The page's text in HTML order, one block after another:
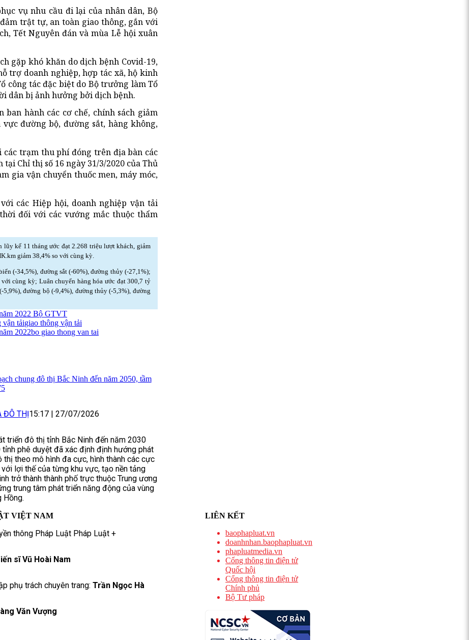
vụ nhu cầu đi lại của nhân dân, Bộ
trật tự, an toàn giao thông, gắn với
Tết Nguyên đán và mùa Lễ hội xuân
gặp khó khăn do dịch bệnh Covid-19,
trợ doanh nghiệp, hợp tác xã, hộ kinh
công tác đặc biệt do Bộ trưởng làm Tổ
dân bị ảnh hưởng bởi dịch bệnh.
ban hành các cơ chế, chính sách giảm
đường bộ, đường sắt, hàng không,
trạm thu phí đóng trên địa bàn các
Chỉ thị số 16 ngày 31/3/2020 của Thủ
gia vận chuyển thuốc men, máy móc,
các Hiệp hội, doanh nghiệp vận tải
đối với các vướng mắc thuộc thẩm
lũy kế 11 tháng ước đạt 2.268 triệu lượt khách, giảm
giảm 38,4% so với cùng kỳ.
(-34,5%), đường sắt (-60%), đường thủy (-27,1%);
cùng kỳ; Luân chuyển hàng hóa ước đạt 300,7 tỷ
đường bộ (-9,4%), đường thủy (-5,3%), đường
2022 Bộ GTVT
vận tảigiao thông vận tải
2022bo giao thong van tai
chung đô thị Bắc Ninh đến năm 2050, tầm
ĐÔ THỊ15:17 27/07/2026
triển đô thị tỉnh Bắc Ninh đến năm 2030
phê duyệt đã xác định định hướng phát
thị theo mô hình đa cực, hình thành các cực
lợi thế của từng khu vực, tạo nền tảng
trở thành thành phố trực thuộc Trung ương
trung tâm phát triển năng động của vùng
Hồng.
VIỆT NAM
thông Pháp Luật Pháp Luật +
sĩ Vũ Hoài Nam
phụ trách chuyên trang: Trần Ngọc Hà
Văn Vượng
LIÊN KẾT
baophapluat.vn
doanhnhan.baophapluat.vn
phapluatmedia.vn
Cổng thông tin điện tử
Quốc hội
Cổng thông tin điện tử
Chính phủ
Bộ Tư pháp